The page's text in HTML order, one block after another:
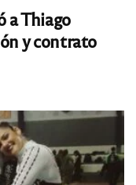
a Thiago
y contrato